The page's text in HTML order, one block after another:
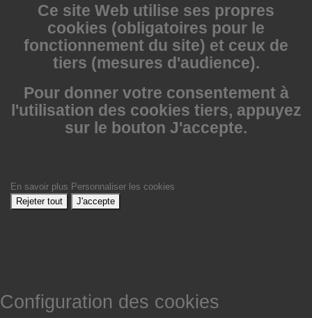
Ce site Web utilise ses propres
cookies (obligatoires pour le
fonctionnement du site) et ceux de
tiers (mesures d'audience).
Pour donner votre consentement à
l'utilisation des cookies tiers, appuyez
sur le bouton J'accepte.
En savoir plus Personnaliser les cookies
Rejeter tout
J'accepte
Configuration des cookies